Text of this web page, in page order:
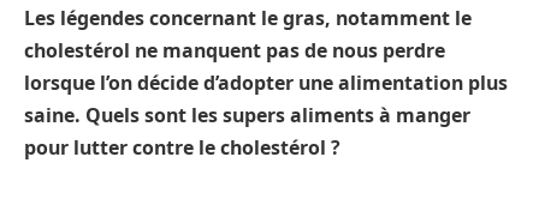
Les légendes concernant le gras, notamment le
cholestérol ne manquent pas de nous perdre
lorsque l’on décide d’adopter une alimentation plus
saine. Quels sont les supers aliments à manger
pour lutter contre le cholestérol ?